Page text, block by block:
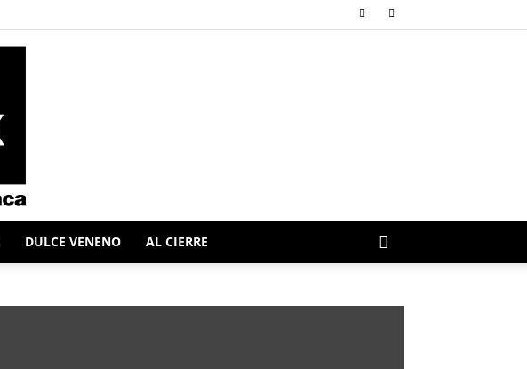
DULCE VENENO AL CIERRE